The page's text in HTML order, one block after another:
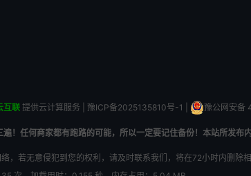
互联 提供云计算服务 | 豫ICP备2025135810号-1 豫公网安备
遍！任何商家都有跑路的可能，所以一定要记住备份！本站所发布
，若无意侵犯到您的权利，请及时联系我们，将在72小时内删除相